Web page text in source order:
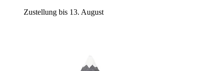
Zustellung bis 13. August